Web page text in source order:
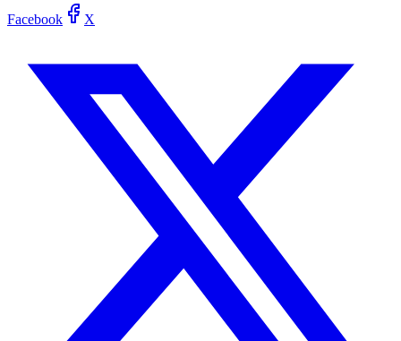
Facebook X